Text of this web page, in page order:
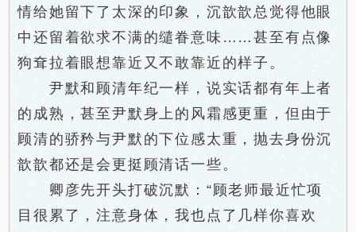
情给她留下了太深的印象，沉歆歆总觉得他眼
中还留着欲求不满的缱眷意味……甚至有点像
狗耷拉着眼想靠近又不敢靠近的样子。
尹默和顾清年纪一样，说实话都有年上者
的成熟，甚至尹默身上的风霜感更重，但由于
顾清的骄矜与尹默的下位感太重，抛去身份沉
歆歆都还是会更挺顾清话一些。
卿彦先开头打破沉默：“顾老师最近忙项
目很累了，注意身体，我也点了几样你喜欢